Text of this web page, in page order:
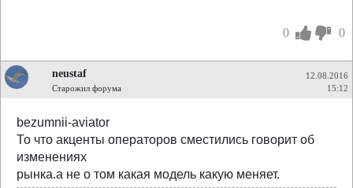
0 0
neustaf
Старожил форума
12.08.2016
15:12
bezumnii-aviator
То что акценты операторов сместились говорит об
изменениях
рынка.а не о том какая модель какую меняет.